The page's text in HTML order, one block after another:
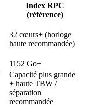
Index RPC
(référence)
32 cœurs+ (horloge
haute recommandée)
1152 Go+
Capacité plus grande
+ haute TBW /
séparation
recommandée